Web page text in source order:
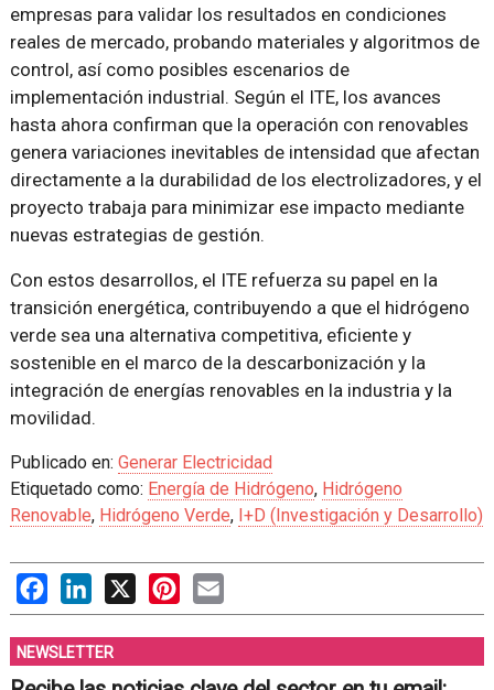
empresas para validar los resultados en condiciones
reales de mercado, probando materiales y algoritmos de
control, así como posibles escenarios de
implementación industrial. Según el ITE, los avances
hasta ahora confirman que la operación con renovables
genera variaciones inevitables de intensidad que afectan
directamente a la durabilidad de los electrolizadores, y el
proyecto trabaja para minimizar ese impacto mediante
nuevas estrategias de gestión.
Con estos desarrollos, el ITE refuerza su papel en la
transición energética, contribuyendo a que el hidrógeno
verde sea una alternativa competitiva, eficiente y
sostenible en el marco de la descarbonización y la
integración de energías renovables en la industria y la
movilidad.
Publicado en: Generar Electricidad
Etiquetado como: Energía de Hidrógeno, Hidrógeno
Renovable, Hidrógeno Verde, I+D (Investigación y Desarrollo)
FacebookLinkedIn Pinterest
NEWSLETTER